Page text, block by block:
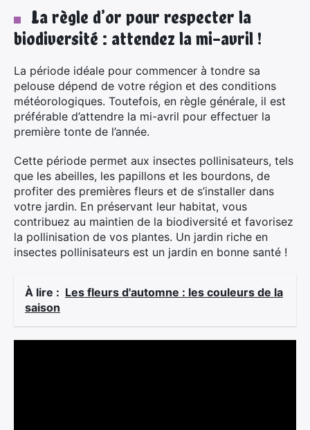
La règle d’or pour respecter la
biodiversité : attendez la mi-avril !
La période idéale pour commencer à tondre sa
pelouse dépend de votre région et des conditions
météorologiques. Toutefois, en règle générale, il est
préférable d’attendre la mi-avril pour effectuer la
première tonte de l’année.
Cette période permet aux insectes pollinisateurs, tels
que les abeilles, les papillons et les bourdons, de
profiter des premières fleurs et de s’installer dans
votre jardin. En préservant leur habitat, vous
contribuez au maintien de la biodiversité et favorisez
la pollinisation de vos plantes. Un jardin riche en
insectes pollinisateurs est un jardin en bonne santé !
À lire : Les fleurs d'automne : les couleurs de la
saison